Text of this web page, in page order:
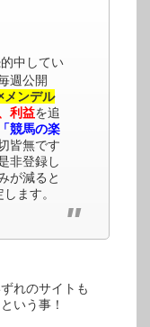
中してい
週公開
メンデル
利益を追
「競馬の楽
皆無です
非登録し
が減ると
ます。
れのサイトも
いう事！